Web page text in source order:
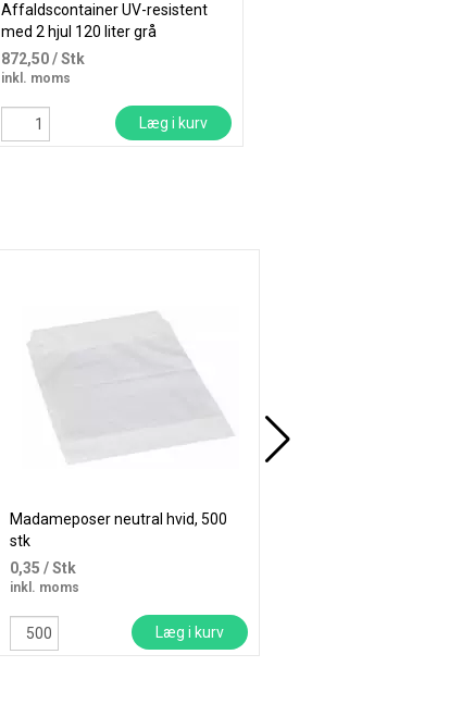
Affaldscontainer UV-resistent
med 2 hjul 120 liter grå
872,50/ Stk
inkl. moms
Læg i kurv
Madameposer neutral hvid, 500
stk
0,35 / Stk
inkl. moms
Læg i kurv